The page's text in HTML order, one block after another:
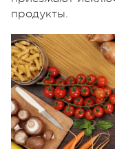
продукты.